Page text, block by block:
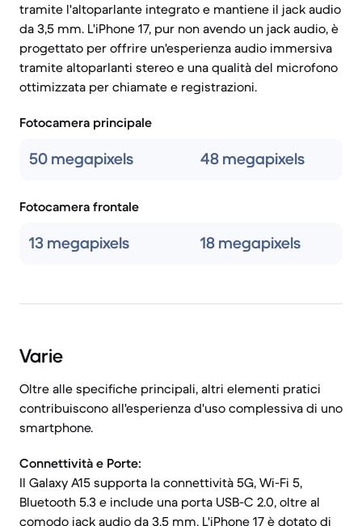
tramite l'altoparlante integrato e mantiene il jack audio
da 3,5 mm. L'iPhone 17, pur non avendo un jack audio, è
progettato per offrire un'esperienza audio immersiva
tramite altoparlanti stereo e una qualità del microfono
ottimizzata per chiamate e registrazioni.
Fotocamera principale
50 megapixels 48 megapixels
Fotocamera frontale
13 megapixels 18 megapixels
Varie
Oltre alle specifiche principali, altri elementi pratici
contribuiscono all'esperienza d'uso complessiva di uno
smartphone.
Connettività e Porte:
Il Galaxy A15 supporta la connettività 5G, Wi-Fi 5,
Bluetooth 5.3 e include una porta USB-C 2.0, oltre al
comodo jack audio da 3,5 mm. L'iPhone 17 è dotato di